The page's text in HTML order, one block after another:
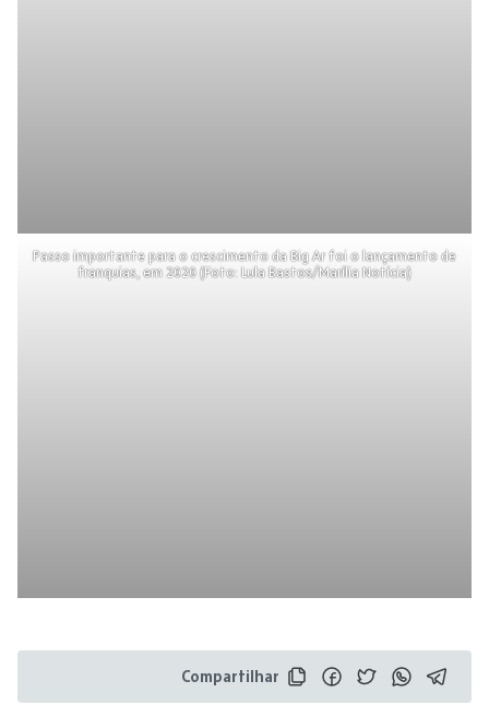
Passo importante para o crescimento da Big Ar foi o lançamento de
franquias, em 2020 (Foto: Lula Bastos/Marília Notícia)
Compartilhar